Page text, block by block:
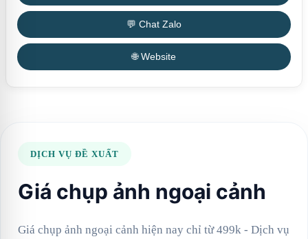
💬 Chat Zalo
🌐 Website
DỊCH VỤ ĐỀ XUẤT
Giá chụp ảnh ngoại cảnh
Giá chụp ảnh ngoại cảnh hiện nay chỉ từ 499k - Dịch vụ